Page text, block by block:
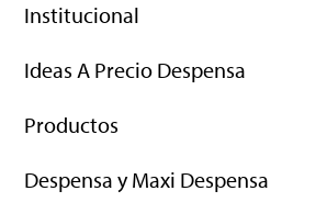
Institucional
Ideas A Precio Despensa
Productos
Despensa y Maxi Despensa